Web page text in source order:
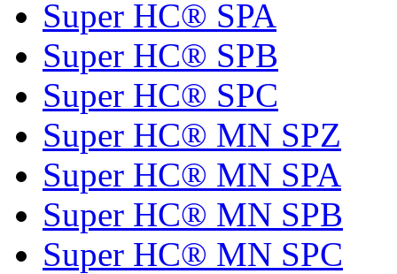
Super HC® SPA
Super HC® SPB
Super HC® SPC
Super HC® MN SPZ
Super HC® MN SPA
Super HC® MN SPB
Super HC® MN SPC